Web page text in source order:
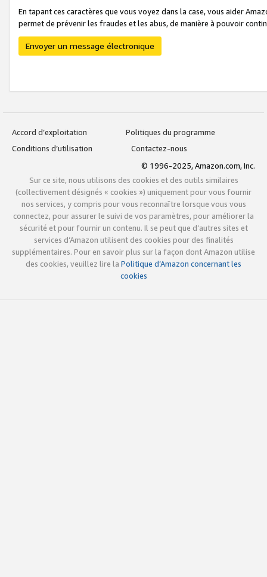
En tapant ces caractères que vous voyez dans la case, vous aider
permet de prévenir les fraudes et les abus, de manière à pouvoir
Envoyer un message électronique
Accord d’exploitation
Politiques du programme
Conditions d’utilisation
Contactez-nous
© 1996-2025, Amazon.com, Inc.
Sur ce site, nous utilisons des cookies et des outils similaires
(collectivement désignés « cookies ») uniquement pour vous fournir
nos services, y compris pour vous reconnaître lorsque vous vous
connectez, pour assurer le suivi de vos paramètres, pour améliorer la
sécurité et pour fournir un contenu. Il se peut que d’autres sites et
services d’Amazon utilisent des cookies pour des finalités
supplémentaires. Pour en savoir plus sur la façon dont Amazon utilise
des cookies, veuillez lire la Politique d’Amazon concernant les
cookies